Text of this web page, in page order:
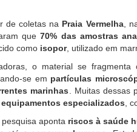
de coletas na Praia Vermelha,
que70% das amostras
como isopor, utilizado em
o material se
se em partículas
marinhas. Muitas dessas
equipamentos especializados,
aponta riscos à saúde